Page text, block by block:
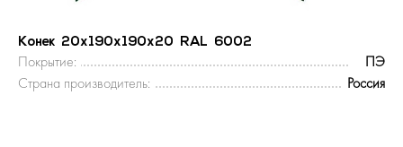
Конек 20х190х190х20 RAL 6002
Покрытие:
ПЭ
Страна производитель:
Россия